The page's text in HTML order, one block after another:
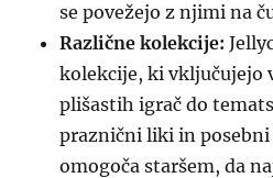
se povežejo z njimi na
Različne kolekcije:
kolekcije, ki vključujejo
plišastih igrač do
praznični liki in posebni
omogoča staršem, da